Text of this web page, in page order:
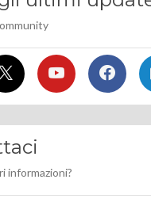
informazioni?